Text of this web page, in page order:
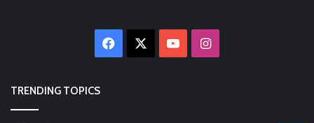
Facebook YouTubeInstagram
TRENDING TOPICS